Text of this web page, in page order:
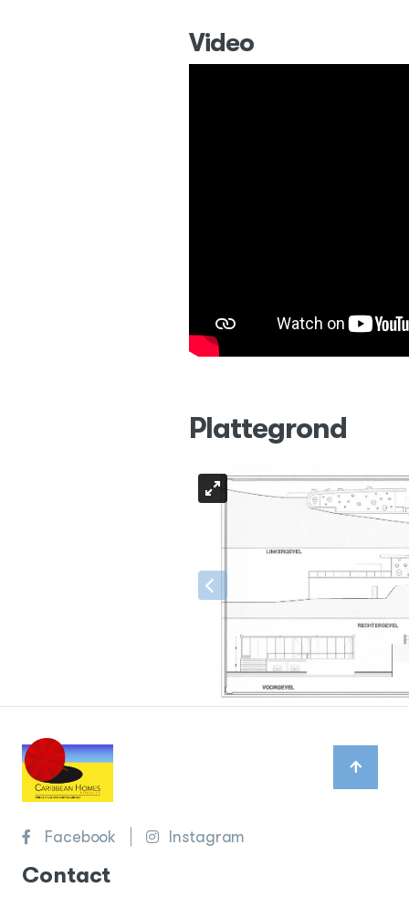
Video
Plattegrond
Facebook Instagram
Contact